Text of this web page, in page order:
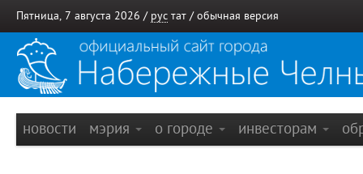
Пятница, 7 августа 2026 / рус тат / обычная версия
новости мэрия о городе инвесторам